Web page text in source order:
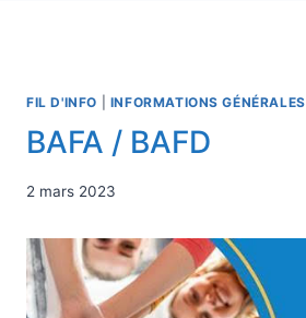
FIL D'INFO INFORMATIONS GÉNÉRALES
BAFA / BAFD
2 mars 2023